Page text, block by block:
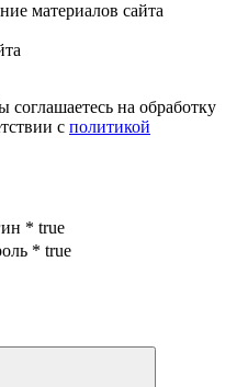
материалов сайта
на обработку
с политикой
* true
* true